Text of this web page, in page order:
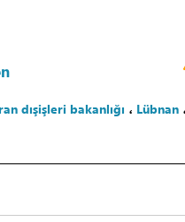
dışişleri bakanlığı ، Lübnan ،